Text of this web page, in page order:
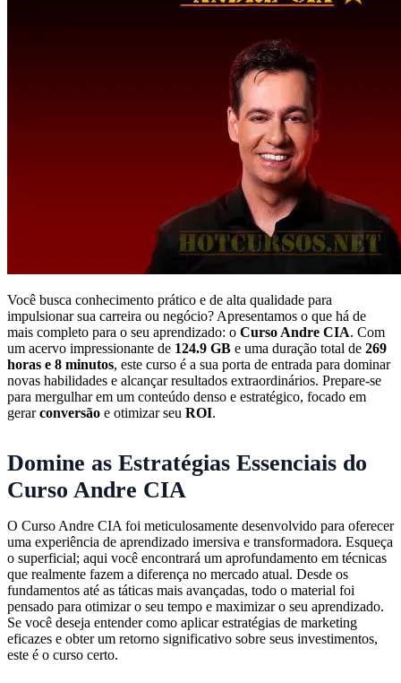
Você busca conhecimento prático e de alta qualidade para
impulsionar sua carreira ou negócio? Apresentamos o que há de
mais completo para o seu aprendizado: o Curso Andre CIA. Com
um acervo impressionante de 124.9 GB e uma duração total de 269
horas e 8 minutos, este curso é a sua porta de entrada para dominar
novas habilidades e alcançar resultados extraordinários. Prepare-se
para mergulhar em um conteúdo denso e estratégico, focado em
gerarconversão e otimizar seu ROI.
Domine as Estratégias Essenciais do
Curso Andre CIA
O Curso Andre CIA foi meticulosamente desenvolvido para oferecer
uma experiência de aprendizado imersiva e transformadora. Esqueça
o superficial; aqui você encontrará um aprofundamento em técnicas
que realmente fazem a diferença no mercado atual. Desde os
fundamentos até as táticas mais avançadas, todo o material foi
pensado para otimizar o seu tempo e maximizar o seu aprendizado.
Se você deseja entender como aplicar estratégias de marketing
eficazes e obter um retorno significativo sobre seus investimentos,
este é o curso certo.